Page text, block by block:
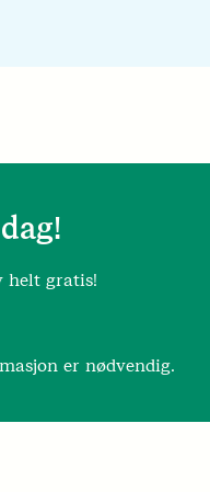
helt gratis!
er nødvendig.